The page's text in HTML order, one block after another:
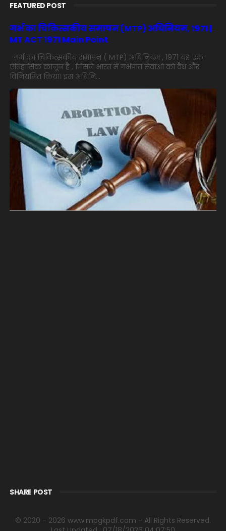
FEATURED POST
गर्भ का चिकित्सकीय समापन (MTP) अधिनियम, 1971 |
MT ACT 1971 Main Point
गर्भ का चिकित्सकीय समापन ( MTP) अधिनियम , 1971 यह एक
ऐतिहासिक कानून है , जिसने भारत में गर्भपात सेवाओं को वैध और
विनियमित किया। इस अधिनि...
SHARE POST
© 2020 - 2026 www.mpgkpdf.com - All Rights Reserved.